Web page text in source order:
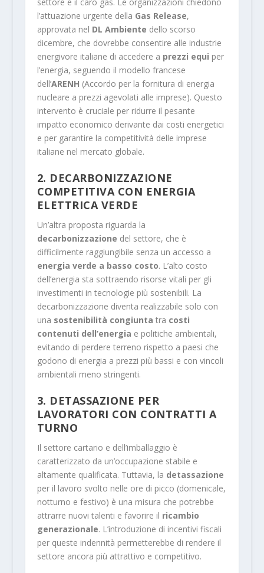
l’attuazione urgente della Gas Release,
approvata nel DL Ambiente dello scorso
dicembre, che dovrebbe consentire alle industrie
energivore italiane di accedere a prezzi equi per
l’energia, seguendo il modello francese
dell’ARENH (Accordo per la fornitura di energia
nucleare a prezzi agevolati alle imprese). Questo
intervento è cruciale per ridurre il pesante
impatto economico derivante dai costi energetici
e per garantire la competitività delle imprese
italiane nel mercato globale.
2. DECARBONIZZAZIONE
COMPETITIVA CON ENERGIA
ELETTRICA VERDE
Un’altra proposta riguarda la
decarbonizzazione del settore, che è
difficilmente raggiungibile senza un accesso a
energia verde a basso costo. L’alto costo
dell’energia sta sottraendo risorse vitali per gli
investimenti in tecnologie più sostenibili. La
decarbonizzazione diventa realizzabile solo con
una sostenibilità congiunta tra costi
contenuti dell’energia e politiche ambientali,
evitando di perdere terreno rispetto a paesi che
godono di energia a prezzi più bassi e con vincoli
ambientali meno stringenti.
3. DETASSAZIONE PER
LAVORATORI CON CONTRATTI A
TURNO
Il settore cartario e dell’imballaggio è
caratterizzato da un’occupazione stabile e
altamente qualificata. Tuttavia, la detassazione
per il lavoro svolto nelle ore di picco (domenicale,
notturno e festivo) è una misura che potrebbe
attrarre nuovi talenti e favorire il ricambio
generazionale. L’introduzione di incentivi fiscali
per queste indennità permetterebbe di rendere il
settore ancora più attrattivo e competitivo.